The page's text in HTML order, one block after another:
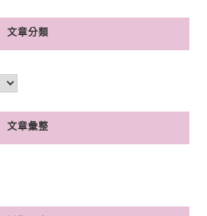
文章分類
文章彙整